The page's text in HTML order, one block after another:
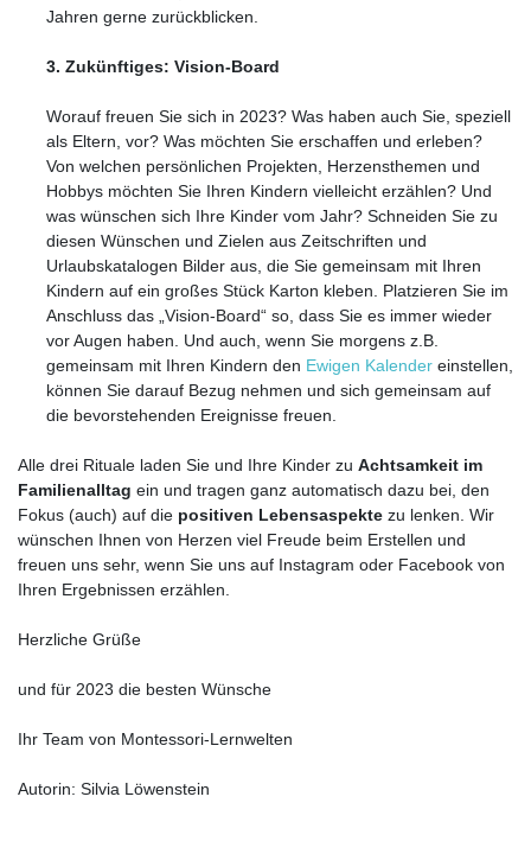
Jahren gerne zurückblicken.
3. Zukünftiges: Vision-Board
Worauf freuen Sie sich in 2023? Was haben auch Sie, speziell
als Eltern, vor? Was möchten Sie erschaffen und erleben?
Von welchen persönlichen Projekten, Herzensthemen und
Hobbys möchten Sie Ihren Kindern vielleicht erzählen? Und
was wünschen sich Ihre Kinder vom Jahr? Schneiden Sie zu
diesen Wünschen und Zielen aus Zeitschriften und
Urlaubskatalogen Bilder aus, die Sie gemeinsam mit Ihren
Kindern auf ein großes Stück Karton kleben. Platzieren Sie im
Anschluss das „Vision-Board“ so, dass Sie es immer wieder
vor Augen haben. Und auch, wenn Sie morgens z.B.
gemeinsam mit Ihren Kindern den Ewigen Kalender einstellen,
können Sie darauf Bezug nehmen und sich gemeinsam auf
die bevorstehenden Ereignisse freuen.
Alle drei Rituale laden Sie und Ihre Kinder zu Achtsamkeit im
Familienalltag ein und tragen ganz automatisch dazu bei, den
Fokus (auch) auf die positiven Lebensaspekte zu lenken. Wir
wünschen Ihnen von Herzen viel Freude beim Erstellen und
freuen uns sehr, wenn Sie uns auf Instagram oder Facebook von
Ihren Ergebnissen erzählen.
Herzliche Grüße
und für 2023 die besten Wünsche
Ihr Team von Montessori-Lernwelten
Autorin: Silvia Löwenstein